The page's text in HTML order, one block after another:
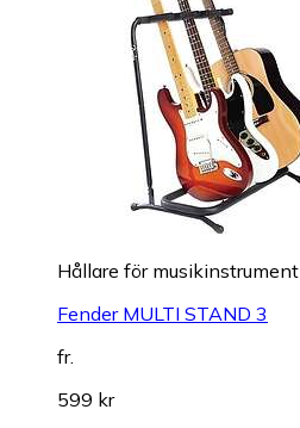
Hållare för musikinstrument
Fender MULTI STAND 3
fr.
599 kr